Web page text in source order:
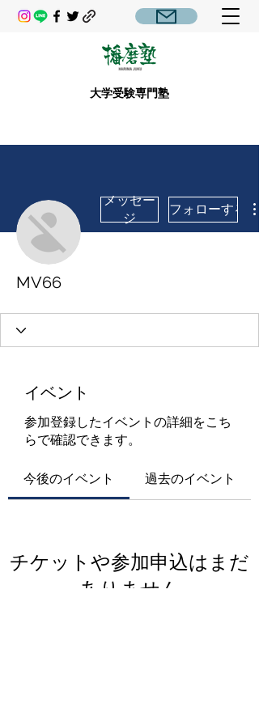
大学受験専門塾
メッセー
ジ
フォローする
MV66
イベント
参加登録したイベントの詳細をこち
らで確認できます。
今後のイベント 過去のイベント
チケットや参加申込はまだ
ありません